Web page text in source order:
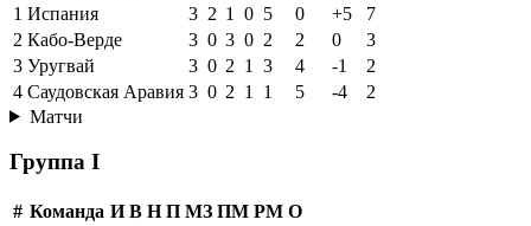
1 Испания 3 2 1 0 5 0 +5
7
2 Кабо-Верде 3 0 3 0 2 2 0
3
3 Уругвай 3 0 2 1 3 4 -1
2
4 Саудовская Аравия 3 0 2 1 1 5 -4
2
Матчи
Группа I
# Команда И В Н П МЗ ПМ РМ О